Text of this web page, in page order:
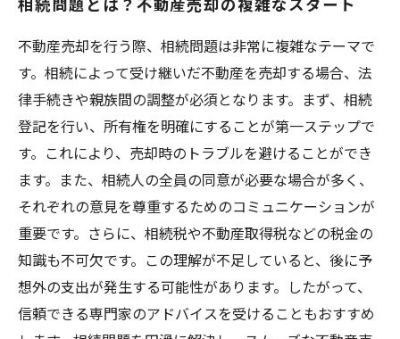
多くの人が抱える相続問題の実例と解決策
安心して不動産を売却するための最終ステップ
不動産売却を行う際、相続問題は非常に複雑なテーマで
す。相続によって受け継いだ不動産を売却する場合、法
律手続きや親族間の調整が必須となります。まず、相続
登記を行い、所有権を明確にすることが第一ステップで
す。これにより、売却時のトラブルを避けることができ
ます。また、相続人の全員の同意が必要な場合が多く、
それぞれの意見を尊重するためのコミュニケーションが
重要です。さらに、相続税や不動産取得税などの税金の
知識も不可欠です。この理解が不足していると、後に予
想外の支出が発生する可能性があります。したがって、
信頼できる専門家のアドバイスを受けることもおすすめ